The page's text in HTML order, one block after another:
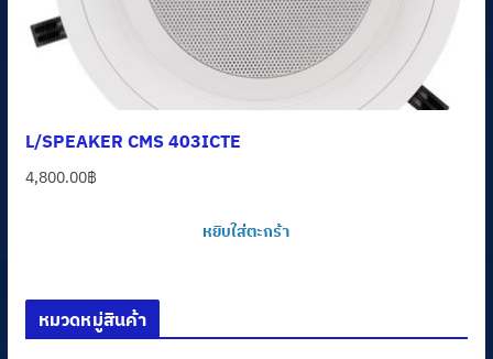
L/SPEAKER CMS 403ICTE
4,800.00฿
หยิบใส่ตะกร้า
หมวดหมู่สินค้า